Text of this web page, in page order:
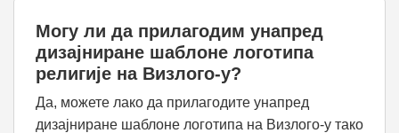
Могу ли да прилагодим унапред
дизајниране шаблоне логотипа
религије на Визлого-у?
Да, можете лако да прилагодите унапред
дизајниране шаблоне логотипа на Визлого-у тако